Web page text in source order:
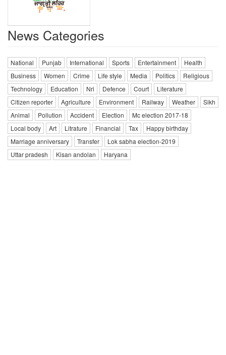
News Categories
National Punjab International Sports Entertainment
Health
Business
Women Crime Life style Media Politics
Religious
Technology
Education Nri Defence Court
Literature
Citizen reporter
Agriculture Environment Railway Weather
Sikh
Animal
Pollution Accident Election
Mc election 2017-18
Local body
Art Litrature Financial Tax
Happy birthday
Marriage anniversary
Transfer
Lok sabha election-2019
Uttar pradesh
Kisan andolan Haryana